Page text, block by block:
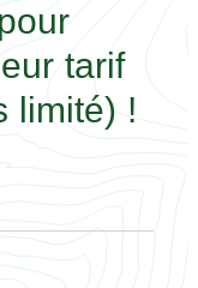
tarif
limité) !